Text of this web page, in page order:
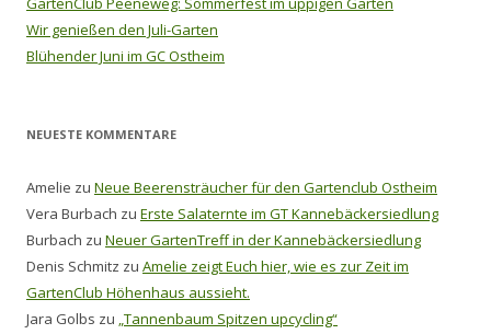
Wir genießen den Juli-Garten
Blühender Juni im GC Ostheim
NEUESTE KOMMENTARE
Amelie zu Neue Beerensträucher für den Gartenclub Ostheim
Vera Burbach zu Erste Salaternte im GT Kannebäckersiedlung
Burbach zu Neuer GartenTreff in der Kannebäckersiedlung
Denis Schmitz zu Amelie zeigt Euch hier, wie es zur Zeit im
GartenClub Höhenhaus aussieht.
Jara Golbs zu „Tannenbaum Spitzen upcycling“